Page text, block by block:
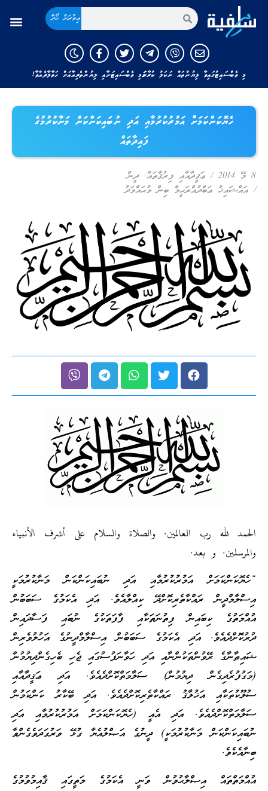
އިތުރަށް ހޯދާ
މި ވެބްސައިޓުގައިވާ ލިޔުންތައް ނަކަލު ކުރާނަމަ މި ވެބްސައިޓަށާއި ލިޔުންތެރިއާއަށް ހަވާލާދެއްވާ!
ހެޔޮކަންކަމަށް އަމުރުކުރުމާއި އަދި ނުބައިކަންކަން މަނާކުރުމުގެ
ފައިދާތައް
8 މޭ 2014 / ޢަޤީދާއާއި ފިރުޤާތައް,ދީން
/ އައްޝައިޚު ޢަބްދުއްރަޙީމް ބިން މުޙައްމަދު
الحمد لله رب العالمين. والصلاة والسلام على أشرف الأنبياء
والمرسلين. و بعد.
“ހެޔޮކަންކަމަށް އަމުރުކުރުމާއި އަދި ނުބައިކަންކަން މަނާކުރުމަކީ
އިސްލާމްދީން ރައްކާތެރިކޮށްދޭ ކިއްލާއެވެ. އަދި އެކަމުގެ ސަބަބުން
އުއްމަތުގެ ކިބައިން ފިތުނަތަކާއި ފާފަތަކުގެ ނުބައި ފަސާދައިން
ދުރުކޮށްދެއެވެ. އަދި އެކަމުގެ ސަބަބުން އިސްލާމްދީނުގެ އަހުލުވެރިން
ޝައިޠާނާގެ ރޭވުންތަކުންނާއި އަދި ހަވާނަފުސުގައި ޖެހި ބެހިގެންދިޔުމުން
(މަގުފުރެދިގެން ދިޔުމުން) ސަލާމަތްކޮށްދެއެވެ. އަދި ޢަޤީދާއާއި
ސުލޫކުތަކާއި އަޚުލާޤު ރައްކާތެރިކޮށްދެއެވެ. އަދި ބޭކާރު ކަންކަމުން
ސަލާމަތްކޮށްދެއެވެ. އަދި އެއީ (ހެޔޮކަންކަމަށް އަމުރުކުރުމާއި އަދި
ނުބައިކަންކަން މަނާކުރުމަކީ) ދީނުގެ އަޞްލުއެޔާ ގުޅޭ ވަރުގަދަވެގެންވާ
ބިނާއެކެވެ.
އުއްމަތްތައް އިޞްލާޙުވުން ވަނީ އެކަމުގެ މަތީގައި ޤާއިމުވުމުގެ